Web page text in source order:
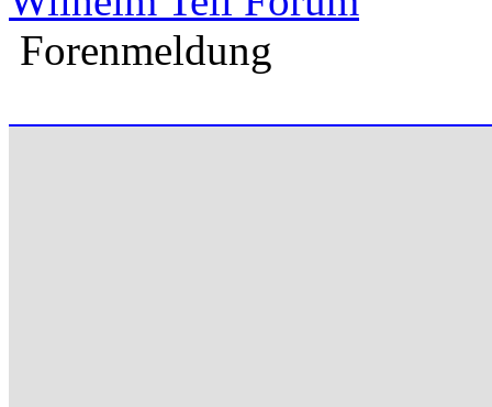
Forenmeldung